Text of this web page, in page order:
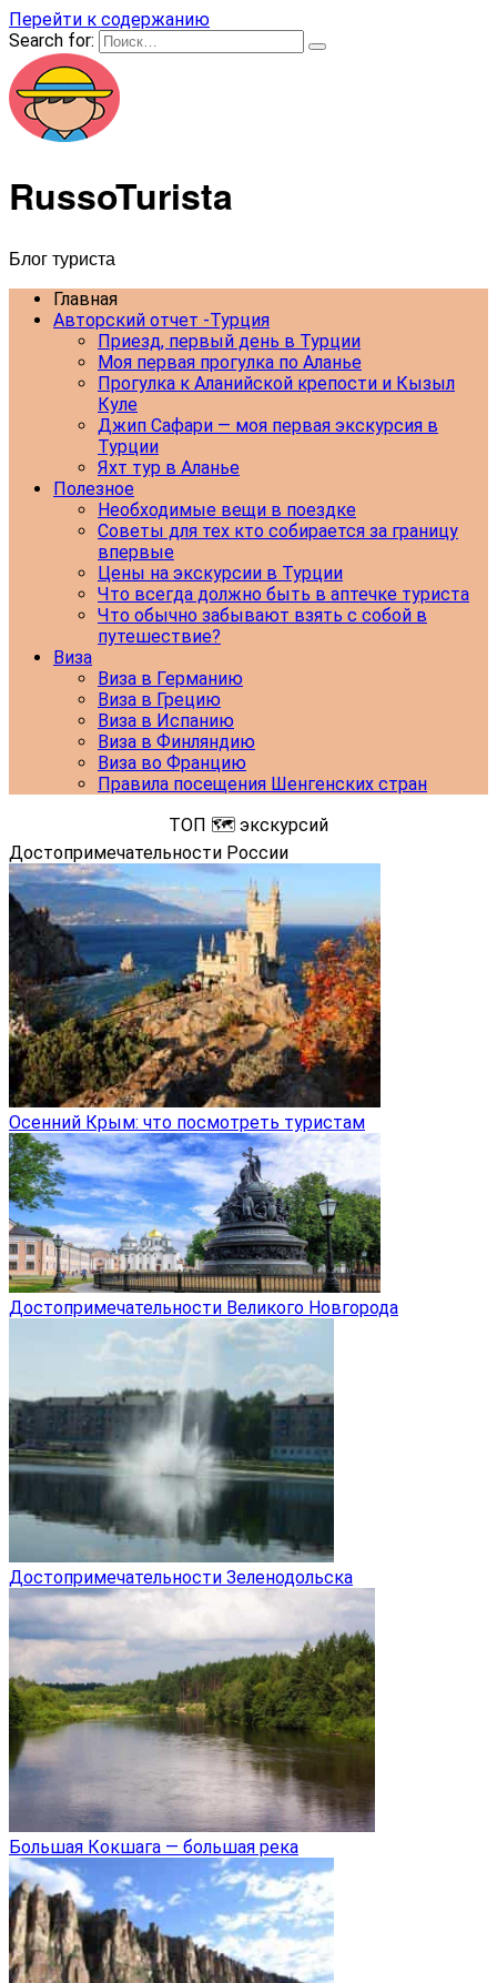
Перейти к содержанию
Search for:
RussoTurista
Блог туриста
Главная
Авторский отчет -Турция
Приезд, первый день в Турции
Моя первая прогулка по Аланье
Прогулка к Аланийской крепости и Кызыл
Куле
Джип Сафари — моя первая экскурсия в
Турции
Яхт тур в Аланье
Полезное
Необходимые вещи в поездке
Советы для тех кто собирается за границу
впервые
Цены на экскурсии в Турции
Что всегда должно быть в аптечке туриста
Что обычно забывают взять с собой в
путешествие?
Виза
Виза в Германию
Виза в Грецию
Виза в Испанию
Виза в Финляндию
Виза во Францию
Правила посещения Шенгенских стран
ТОП 🗺️ экскурсий
Достопримечательности России
Осенний Крым: что посмотреть туристам
Достопримечательности Великого Новгорода
Достопримечательности Зеленодольска
Большая Кокшага — большая река